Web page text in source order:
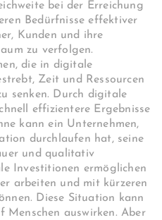
bei der Erreichung
Bedürfnisse effektiver
Kunden und ihre
zu verfolgen.
die in digitale
Zeit und Ressourcen
senken. Durch digitale
effizientere Ergebnisse
kann ein Unternehmen,
durchlaufen hat, seine
und qualitativ
Investitionen ermöglichen
arbeiten und mit kürzeren
Diese Situation kann
auswirken. Aber